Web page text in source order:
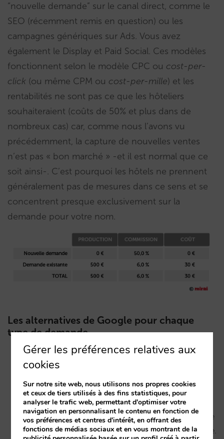
“nouvelle demande” sur le canal direct, comme le
SEO (récemment remis en question) ou les
campagnes génériques sur Ads. Vous avez
également le Display et Paid Social. Ces modèles
fonctionnent selon le modèle CPC ou cost-per-
click (ou même CPM ou cost-per-mille) et les
rentabilités ne sont pas ce que les hôteliers
souhaiteraient (coûts de 50% et plus dans de
nombreux cas) car, comme nous l’avons vu
précédemment, la capture de nouvelles ventes
n’est pas « bon marché » -et il est normal que ce
soit ainsi-. C’est pourquoi les hôtels ne prennent
généralement pas de mesures dans ce sens et se
concentrent presque exclusivement sur la
demande pour votre nom.
Les alternatives de Google pour chaque
type de demande
Demande “existante”
résultat possible), Google présente votre fiche
“My Business” avec un lien vers votre site web,
ainsi que le module “Hotel Ads” qui est l’outil que
Google propose pour traiter ce type de demande.
Gérer les préférences relatives aux
cookies
Sur notre site web, nous utilisons nos propres cookies
et ceux de tiers utilisés à des fins statistiques, pour
analyser le trafic web, permettant d'optimiser votre
navigation en personnalisant le contenu en fonction de
vos préférences et centres d'intérêt, en offrant des
fonctions de médias sociaux et en vous montrant de la